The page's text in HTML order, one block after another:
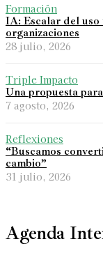
Formación
IA: Escalar del
organizaciones
28 julio, 2026
Triple Impacto
Una propuesta
7 agosto, 2026
Reflexiones
“Buscamos
cambio”
31 julio, 2026
Agenda